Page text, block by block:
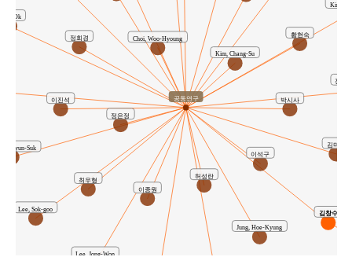
이석구
최우형
Kim, Chang-Su
정은정
Lee, Sok-goo
이종원
이진석
정회경
김미영
Jung, Hoe-Kyung
황현숙
전대
Hyun-Suk
Ok
박시사
Lee, Jong-Won
Kim,
Choi, Woo-Hyoung
허성란
김창수
공동연구